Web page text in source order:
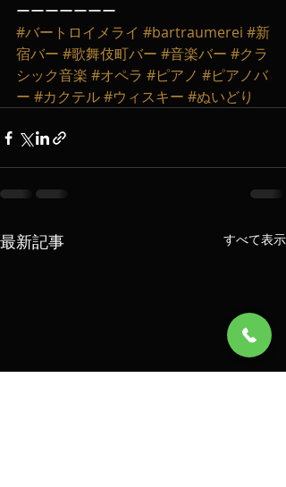
ーーーーーーー
#バートロイメライ #bartraumerei #新
宿バー #歌舞伎町バー #音楽バー #クラ
シック音楽 #オペラ #ピアノ #ピアノバ
ー #カクテル#ウィスキー #ぬいどり
最新記事 すべて表示